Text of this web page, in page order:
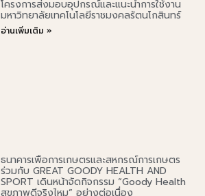
โครงการส่งมอบอุปกรณ์และแนะนำการใช้งาน
มหาวิทยาลัยเทคโนโลยีราชมงคลรัตนโกสินทร์
อ่านเพิ่มเติม »
ธนาคารเพื่อการเกษตรและสหกรณ์การเกษตร
ร่วมกับ GREAT GOODY HEALTH AND
SPORT เดินหน้าจัดกิจกรรม “Goody Health
สุขภาพดีจริงไหม” อย่างต่อเนื่อง